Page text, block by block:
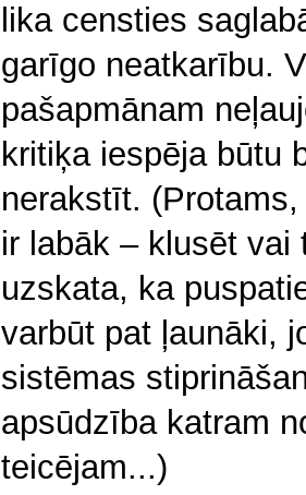
lika censties
garīgo neatkarību.
pašapmānam
kritiķa iespēja būtu
nerakstīt.
ir labāk – klusēt
uzskata, ka
varbūt pat ļaunāki,
sistēmas
apsūdzība katram
teicējam...)